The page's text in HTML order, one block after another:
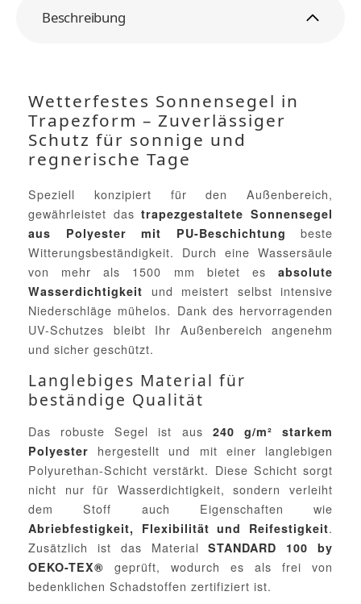
Beschreibung
Wetterfestes Sonnensegel in
Trapezform – Zuverlässiger
Schutz für sonnige und
regnerische Tage
Speziell konzipiert für den Außenbereich,
gewährleistet dastrapezgestaltete Sonnensegel
aus Polyester mit PU-Beschichtung beste
Witterungsbeständigkeit. Durch eine Wassersäule
von mehr als 1500 mm bietet es absolute
Wasserdichtigkeit und meistert selbst intensive
Niederschläge mühelos. Dank des hervorragenden
UV-Schutzes bleibt Ihr Außenbereich angenehm
und sicher geschützt.
Langlebiges Material für
beständige Qualität
Das robuste Segel ist aus 240 g/m² starkem
Polyester hergestellt und mit einer langlebigen
Polyurethan-Schicht verstärkt. Diese Schicht sorgt
nicht nur für Wasserdichtigkeit, sondern verleiht
dem Stoff auch Eigenschaften wie
Abriebfestigkeit, Flexibilität und Reifestigkeit.
Zusätzlich ist das MaterialSTANDARD 100 by
OEKO-TEX® geprüft, wodurch es als frei von
bedenklichen Schadstoffen zertifiziert ist.